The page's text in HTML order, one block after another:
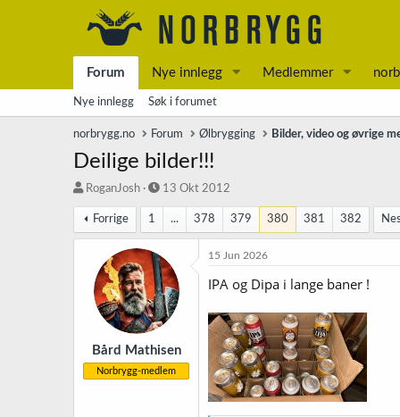
Forum Nye innlegg Medlemmer
Nye innlegg Søk i forumet
norbrygg.no Forum Ølbrygging Bilder, video og øvrige
Deilige bilder!!!
T
å
d
RoganJosh
S
r
d
a
t
o
13 Okt 2012
Forrige 1 ... 378 379 380 381 382
Bård Mathisen
Norbrygg-medlem
15 Jun 2026
IPA og Dipa i lange baner !